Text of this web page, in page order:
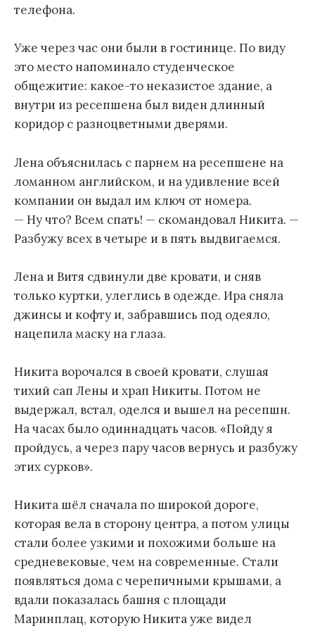
телефона.
Уже через час они были в гостинице. По виду
это место напоминало студенческое
общежитие: какое-то неказистое здание, а
внутри из ресепшена был виден длинный
коридор с разноцветными дверями.
Лена объяснилась с парнем на ресепшене на
ломанном английском, и на удивление всей
компании он выдал им ключ от номера.
— Ну что? Всем спать! — скомандовал Никита. —
Разбужу всех в четыре и в пять выдвигаемся.
Лена и Витя сдвинули две кровати, и сняв
только куртки, улеглись в одежде. Ира сняла
джинсы и кофту и, забравшись под одеяло,
нацепила маску на глаза.
Никита ворочался в своей кровати, слушая
тихий сап Лены и храп Никиты. Потом не
выдержал, встал, оделся и вышел на ресепшн.
На часах было одиннадцать часов. «Пойду я
пройдусь, а через пару часов вернусь и разбужу
этих сурков».
Никита шёл сначала по широкой дороге,
которая вела в сторону центра, а потом улицы
стали более узкими и похожими больше на
средневековые, чем на современные. Стали
появляться дома с черепичными крышами, а
вдали показалась башня с площади
Маринплац, которую Никита уже видел